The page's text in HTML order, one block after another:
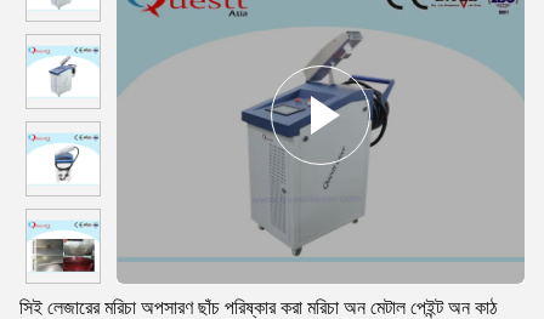
সিই লেজারের মরিচা অপসারণ ছাঁচ পরিষ্কার করা মরিচা অন মেটাল পেইন্ট অন কাঠ